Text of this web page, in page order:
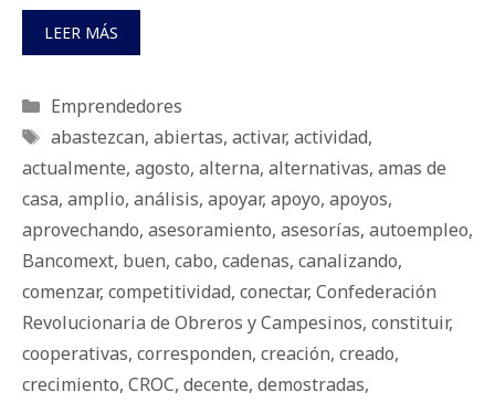
LEER MÁS
Categorías
Emprendedores
Etiquetas
abastezcan, abiertas, activar, actividad,
actualmente, agosto, alterna, alternativas, amas de
casa, amplio, análisis, apoyar, apoyo, apoyos,
aprovechando, asesoramiento, asesorí­as, autoempleo,
Bancomext, buen, cabo, cadenas, canalizando,
comenzar, competitividad, conectar, Confederación
Revolucionaria de Obreros y Campesinos, constituir,
cooperativas, corresponden, creación, creado,
crecimiento, CROC, decente, demostradas,